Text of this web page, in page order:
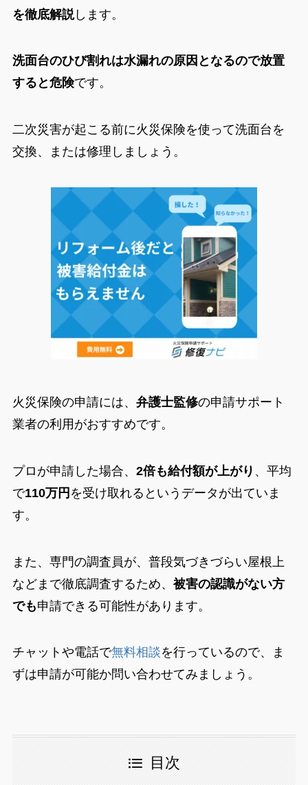
を徹底解説します。
洗面台のひび割れは水漏れの原因となるので放置
すると危険です。
二次災害が起こる前に火災保険を使って洗面台を
交換、または修理しましょう。
火災保険の申請には、 弁護士監修の申請サポート
業者の利用がおすすめです。
プロが申請した場合、 2倍も給付額が上がり 、平均
で110万円 を受け取れるというデータが出ていま
す。
また、専門の調査員が、普段気づきづらい屋根上
などまで徹底調査するため、 被害の認識がない方
でも申請できる可能性があります。
チャットや電話で無料相談を行っているので、ま
ずは申請が可能か問い合わせてみましょう。
目次